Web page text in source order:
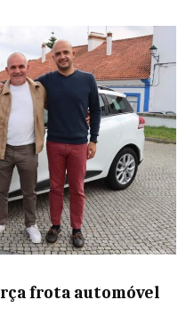
frota automóvel